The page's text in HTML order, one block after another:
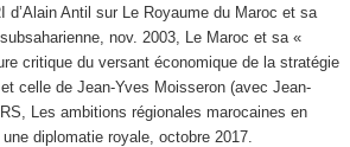
d’Alain Antil sur Le Royaume du Maroc et sa
nov. 2003, Le Maroc et sa «
critique du versant économique de la stratégie
celle de Jean-Yves Moisseron (avec Jean-
Les ambitions régionales marocaines en
diplomatie royale, octobre 2017.